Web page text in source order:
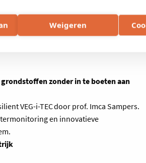
Weigeren
van morgen
strategisch inzet doorheen de
en oplossingen van een snelgroeiende
zonder in te boeten aan
VEG-i-TEC door prof. Imca Sampers.
en innovatieve